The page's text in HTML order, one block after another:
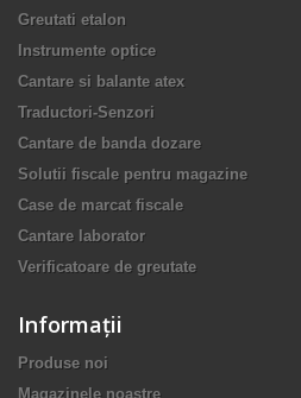
Greutati etalon
Instrumente optice
Cantare si balante atex
Traductori-Senzori
Cantare de banda dozare
Solutii fiscale pentru magazine
Case de marcat fiscale
Cantare laborator
Verificatoare de greutate
Informaţii
Produse noi
Magazinele noastre